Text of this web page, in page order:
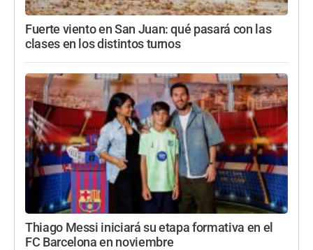
Fuerte viento en San Juan: qué pasará con las
clases en los distintos turnos
Thiago Messi iniciará su etapa formativa en el
FC Barcelona en noviembre